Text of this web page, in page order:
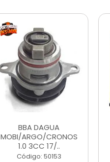
BBA DAGUA
MOBI/ARGO/CRONOS
1.0 3CC 17/..
Código: 50153